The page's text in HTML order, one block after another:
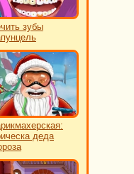
зубы
деда